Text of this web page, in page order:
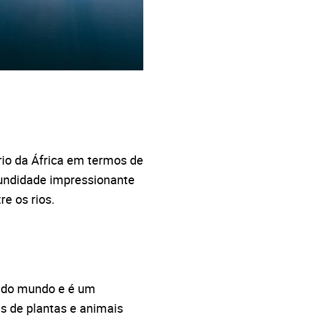
da África em termos de
impressionante
os rios.
mundo e é um
de plantas e animais